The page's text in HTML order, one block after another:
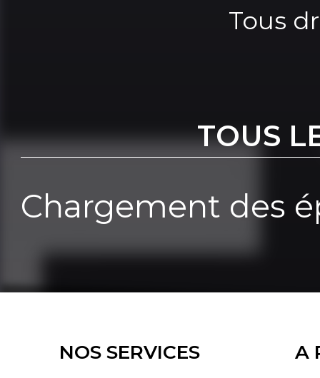
Tous
TOUS
Chargement des
NOS SERVICES A